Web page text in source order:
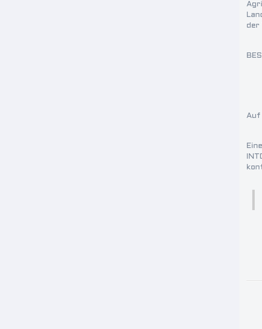
der
Auf